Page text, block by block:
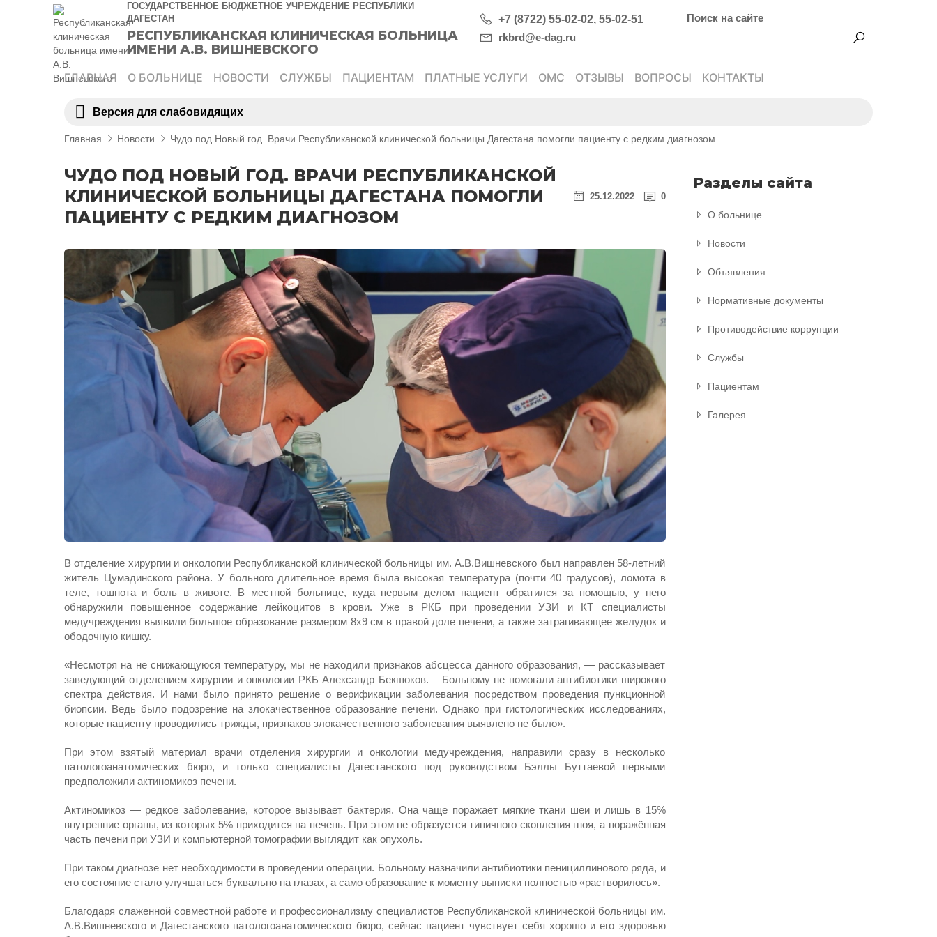
содержимому
ГОСУДАРСТВЕННОЕ БЮДЖЕТНОЕ УЧРЕЖДЕНИЕ РЕСПУБЛИКИ
ДАГЕСТАН
РЕСПУБЛИКАНСКАЯ КЛИНИЧЕСКАЯ БОЛЬНИЦА
ИМЕНИ А.В. ВИШНЕВСКОГО
+7 (8722) 55-02-02, 55-02-51
rkbrd@e-dag.ru
Поиск на сайте
ГЛАВНАЯ О БОЛЬНИЦЕ НОВОСТИ СЛУЖБЫ ПАЦИЕНТАМ ПЛАТНЫЕ УСЛУГИ ОМС ОТЗЫВЫ ВОПРОСЫ КОНТАКТЫ
Версия для слабовидящих
Главная Новости Чудо под Новый год. Врачи Республиканской клинической больницы Дагестана помогли пациенту с редким диагнозом
ЧУДО ПОД НОВЫЙ ГОД. ВРАЧИ РЕСПУБЛИКАНСКОЙ
КЛИНИЧЕСКОЙ БОЛЬНИЦЫ ДАГЕСТАНА ПОМОГЛИ
ПАЦИЕНТУ С РЕДКИМ ДИАГНОЗОМ
25.12.2022 0
В отделение хирургии и онкологии Республиканской клинической больницы им. А.В.Вишневского был направлен 58-летний
житель Цумадинского района. У больного длительное время была высокая температура (почти 40 градусов), ломота в
теле, тошнота и боль в животе. В местной больнице, куда первым делом пациент обратился за помощью, у него
обнаружили повышенное содержание лейкоцитов в крови. Уже в РКБ при проведении УЗИ и КТ специалисты
медучреждения выявили большое образование размером 8х9 см в правой доле печени, а также затрагивающее желудок и
ободочную кишку.
«Несмотря на не снижающуюся температуру, мы не находили признаков абсцесса данного образования, — рассказывает
заведующий отделением хирургии и онкологии РКБ Александр Бекшоков. – Больному не помогали антибиотики широкого
спектра действия. И нами было принято решение о верификации заболевания посредством проведения пункционной
биопсии. Ведь было подозрение на злокачественное образование печени. Однако при гистологических исследованиях,
которые пациенту проводились трижды, признаков злокачественного заболевания выявлено не было».
При этом взятый материал врачи отделения хирургии и онкологии медучреждения, направили сразу в несколько
патологоанатомических бюро, и только специалисты Дагестанского под руководством Бэллы Буттаевой первыми
предположили актиномикоз печени.
Актиномикоз — редкое заболевание, которое вызывает бактерия. Она чаще поражает мягкие ткани шеи и лишь в 15%
внутренние органы, из которых 5% приходится на печень. При этом не образуется типичного скопления гноя, а поражённая
часть печени при УЗИ и компьютерной томографии выглядит как опухоль.
При таком диагнозе нет необходимости в проведении операции. Больному назначили антибиотики пенициллинового ряда, и
его состояние стало улучшаться буквально на глазах, а само образование к моменту выписки полностью «растворилось».
Благодаря слаженной совместной работе и профессионализму специалистов Республиканской клинической больницы им.
А.В.Вишневского и Дагестанского патологоанатомического бюро, сейчас пациент чувствует себя хорошо и его здоровью
Разделы сайта
О больнице
Новости
Объявления
Нормативные документы
Противодействие коррупции
Службы
Пациентам
Галерея